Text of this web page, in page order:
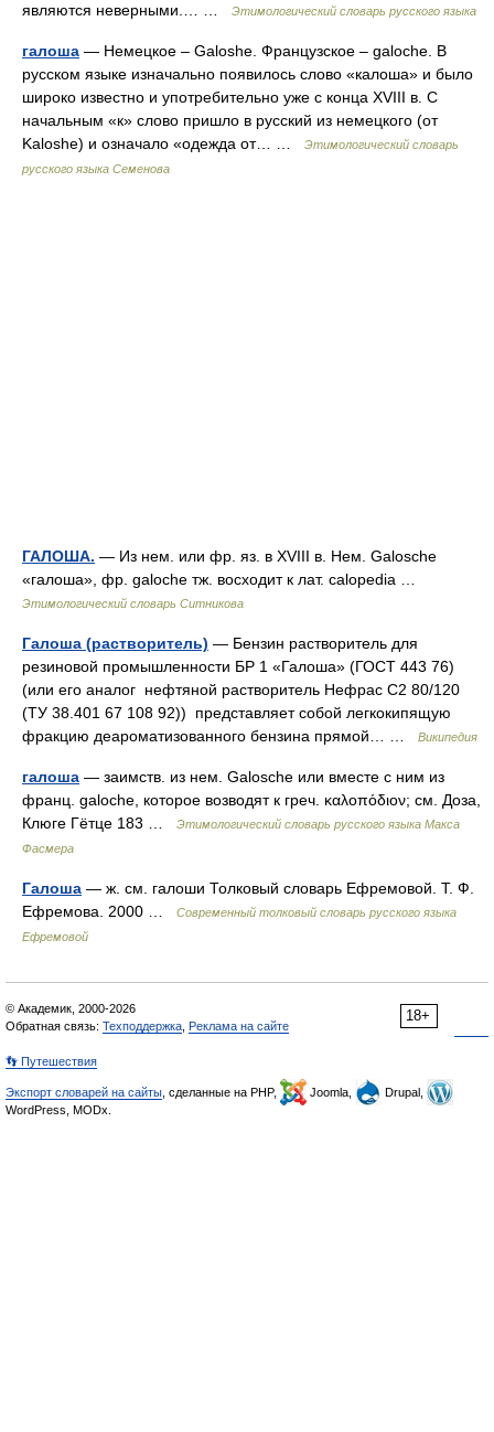
являются неверными.… …
Этимологический словарь русского языка
галоша — Немецкое – Galoshe. Французское – galoche. В
русском языке изначально появилось слово «калоша» и было
широко известно и употребительно уже с конца XVIII в. С
начальным «к» слово пришло в русский из немецкого (от
Kaloshe) и означало «одежда от… …
Этимологический словарь
русского языка Семенова
ГАЛОША. — Из нем. или фр. яз. в XVIII в. Нем. Galosche
«галоша», фр. galoche тж. восходит к лат. calopedia …
Этимологический словарь Ситникова
Галоша (растворитель) — Бензин растворитель для
резиновой промышленности БР 1 «Галоша» (ГОСТ 443 76)
(или его аналог нефтяной растворитель Нефрас С2 80/120
(ТУ 38.401 67 108 92)) представляет собой легкокипящую
фракцию деароматизованного бензина прямой… …
Википедия
галоша — заимств. из нем. Galosche или вместе с ним из
франц. galoche, которое возводят к греч. καλοπόδιον; см. Доза,
Клюге Гётце 183 …
Этимологический словарь русского языка Макса
Фасмера
Галоша — ж. см. галоши Толковый словарь Ефремовой. Т. Ф.
Ефремова. 2000 …
Современный толковый словарь русского языка
Ефремовой
18+
© Академик, 2000-2026
Обратная связь: Техподдержка Реклама на сайте
👣 Путешествия
Экспорт словарей на сайты , сделанные на PHP, Joomla,
Drupal,
WordPress, MODx.